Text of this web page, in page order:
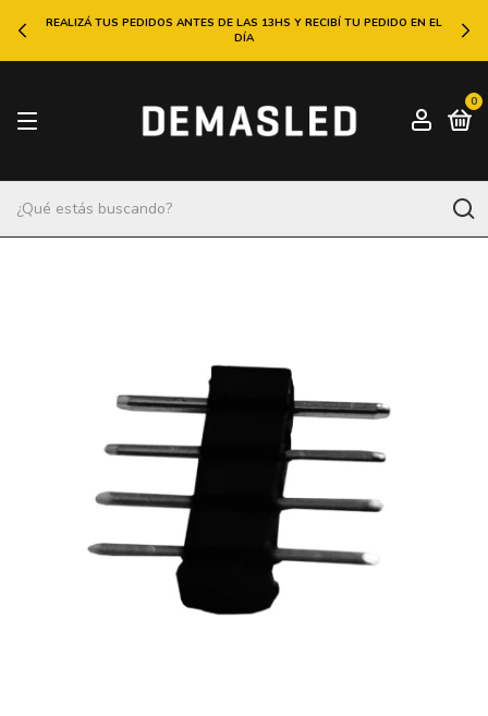
REALIZÁ TUS PEDIDOS ANTES DE LAS 13HS Y RECIBÍ TU PEDIDO EN EL
DÍA
0